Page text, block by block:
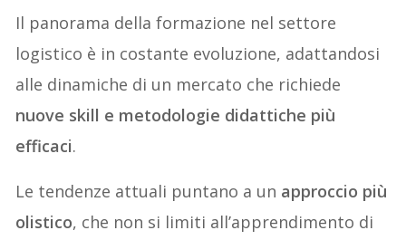
Il panorama della formazione nel settore
logistico è in costante evoluzione, adattandosi
alle dinamiche di un mercato che richiede
nuove skill e metodologie didattiche più
efficaci.
Le tendenze attuali puntano a un approccio più
olistico, che non si limiti all’apprendimento di